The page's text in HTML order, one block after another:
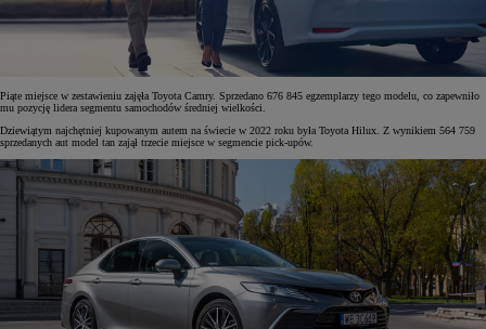
Piąte miejsce w zestawieniu zajęła Toyota Camry. Sprzedano 676 845 egzemplarzy tego modelu, co zapewniło
mu pozycję lidera segmentu samochodów średniej wielkości.
Dziewiątym najchętniej kupowanym autem na świecie w 2022 roku była Toyota Hilux. Z wynikiem 564 759
sprzedanych aut model tan zajął trzecie miejsce w segmencie pick-upów.